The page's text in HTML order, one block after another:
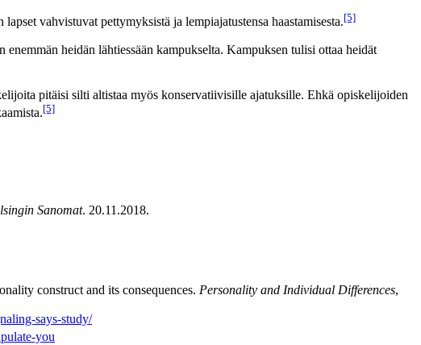
vahvistuvat pettymyksistä ja lempiajatustensa haastamisesta.[5]
heidän lähtiessään kampukselta. Kampuksen tulisi ottaa heidät
pitäisi silti altistaa myös konservatiivisille ajatuksille. Ehkä opiskelijoiden
[5]
Sanomat. 20.11.2018.
construct and its consequences. Personality and Individual Differences,
says-study/
you